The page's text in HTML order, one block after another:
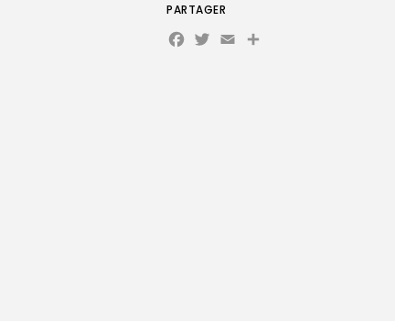
PARTAGER
Facebook
Twitter
EmailPartager